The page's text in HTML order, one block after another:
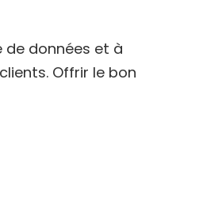
de données et à
Offrir le bon